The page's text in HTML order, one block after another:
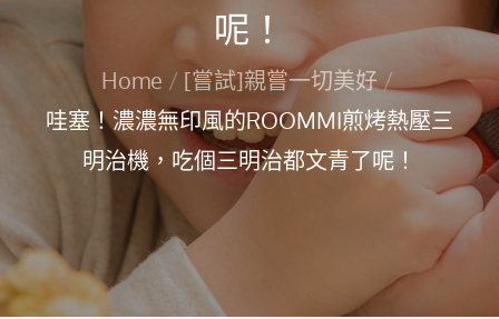
呢！
Home
[嘗試]親嘗一切美好
哇塞！濃濃無印風的ROOMMI煎烤熱壓三
明治機，吃個三明治都文青了呢！